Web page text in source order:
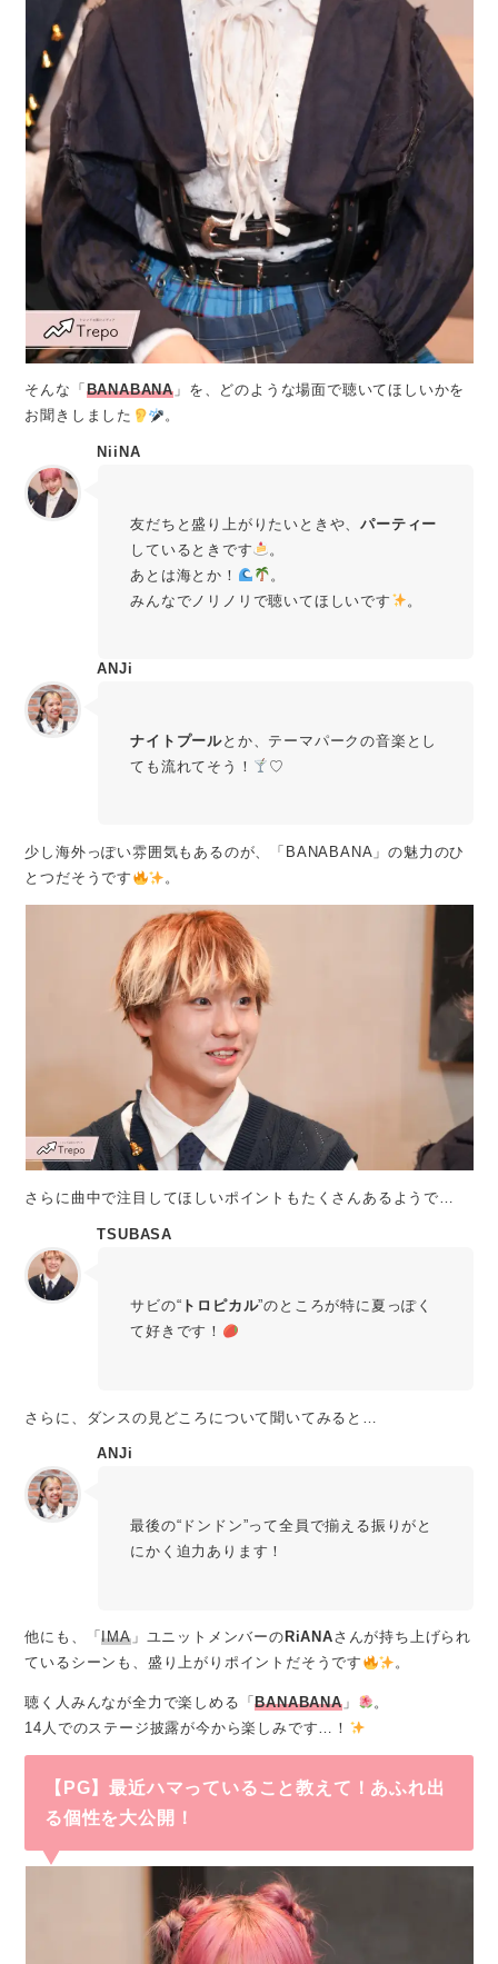
そんな「 BANABANA 」を、どのような場面で聴いてほしいかを
お聞きしました
。
NiiNA
友だちと盛り上がりたいときや、パーティー
しているときです
。
あとは海とか！
。
みんなでノリノリで聴いてほしいです
。
ANJi
ナイトプールとか、テーマパークの音楽とし
ても流れてそう！
♡
少し海外っぽい雰囲気もあるのが、「BANABANA」の魅力のひ
とつだそうです
。
さらに曲中で注目してほしいポイントもたくさんあるようで…
TSUBASA
サビの“ トロピカル”のところが特に夏っぽく
て好きです！
さらに、ダンスの見どころについて聞いてみると…
ANJi
最後の“ドンドン”って全員で揃える振りがと
にかく迫力あります！
他にも、「IMA」ユニットメンバーの RiANAさんが持ち上げられ
ているシーンも、盛り上がりポイントだそうです
。
聴く人みんなが全力で楽しめる「BANABANA」
。
14人でのステージ披露が今から楽しみです…！
【PG】最近ハマっていること教えて！あふれ出
る個性を大公開！